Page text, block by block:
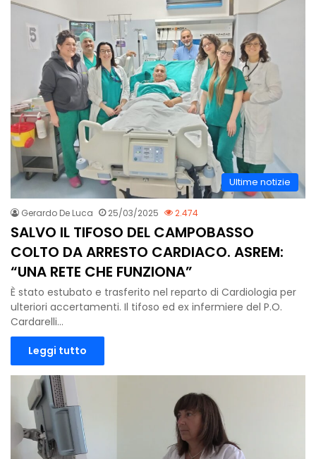
Ultime notizie
Gerardo De Luca 25/03/2025 2.474
SALVO IL TIFOSO DEL CAMPOBASSO
COLTO DA ARRESTO CARDIACO. ASREM:
“UNA RETE CHE FUNZIONA”
È stato estubato e trasferito nel reparto di Cardiologia per
ulteriori accertamenti. Il tifoso ed ex infermiere del P.O.
Cardarelli…
Leggi tutto